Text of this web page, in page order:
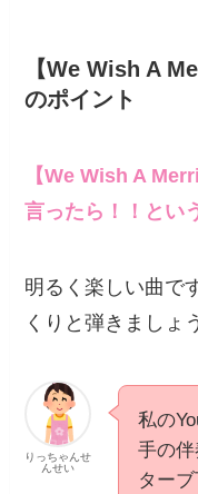
【We Wish A
のポイント
【We Wish A
言ったら！！とい
明るく楽しい曲で
くりと弾きましょ
りっちゃんせ
んせい
私の
手の
ター